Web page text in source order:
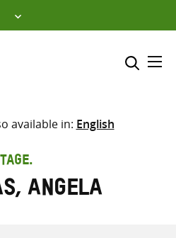
Sélectionner l’emplacement
Saisir
les
termes
available in: English
Angela